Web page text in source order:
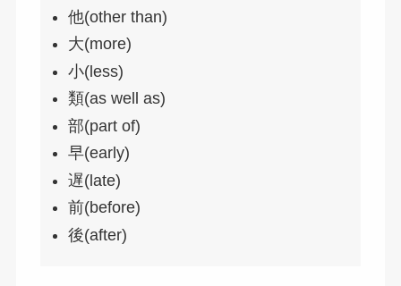
他(other than)
大(more)
小(less)
類(as well as)
部(part of)
早(early)
遅(late)
前(before)
後(after)